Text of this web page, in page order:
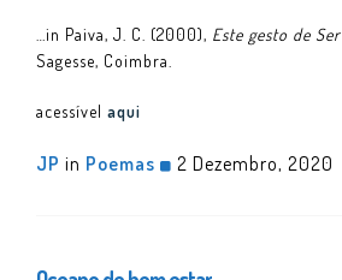
…in Paiva, J. C. (2000), Este gesto de Ser
Sagesse, Coimbra.
acessível aqui
JP in Poemas 2 Dezembro, 2020